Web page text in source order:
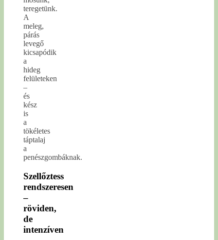
teregetünk.
A
meleg,
párás
levegő
kicsapódik
a
hideg
felületeken
–
és
kész
is
a
tökéletes
táptalaj
a
penészgombáknak.
Szellőztess
rendszeresen
–
röviden,
de
intenzíven